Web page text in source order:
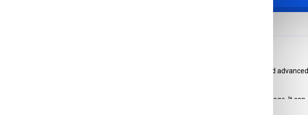
via the layout page builder inside the Blocks module with full typography control and advanced
via the Blocks module. This allows for more creative placements on the page. It can
dimensions, including fit or fill (crop) options for all system images such as products,